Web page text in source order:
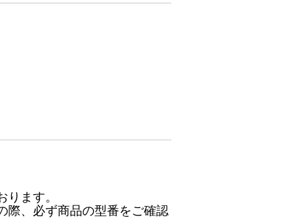
ます。
際、必ず商品の型番をご確認